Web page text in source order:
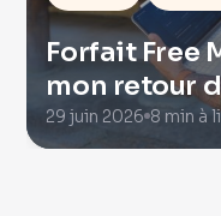
Forfait Free
mon retour
29 juin 2026 8 min à